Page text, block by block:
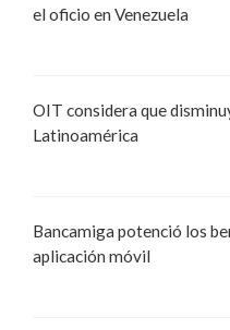
el oficio en Venezuela
OIT considera que
Latinoamérica
Bancamiga potenció los
aplicación móvil